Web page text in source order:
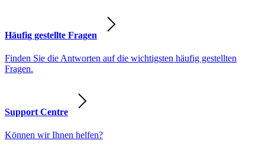
Häufig gestellte Fragen
Finden Sie die Antworten auf die wichtigsten häufig gestellten
Fragen.
Support Centre
Können wir Ihnen helfen?